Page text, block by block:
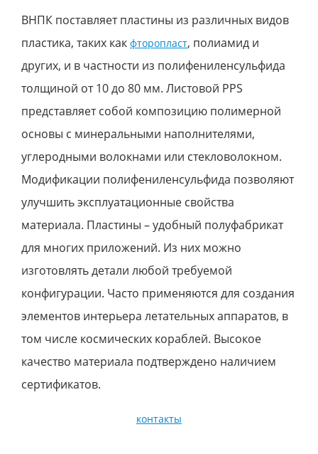
ВНПК поставляет пластины из различных видов
пластика, таких как фторопласт, полиамид и
других, и в частности из полифениленсульфида
толщиной от 10 до 80 мм. Листовой РPS
представляет собой композицию полимерной
основы с минеральными наполнителями,
углеродными волокнами или стекловолокном.
Модификации полифениленсульфида позволяют
улучшить эксплуатационные свойства
материала. Пластины – удобный полуфабрикат
для многих приложений. Из них можно
изготовлять детали любой требуемой
конфигурации. Часто применяются для создания
элементов интерьера летательных аппаратов, в
том числе космических кораблей. Высокое
качество материала подтверждено наличием
сертификатов.
контакты